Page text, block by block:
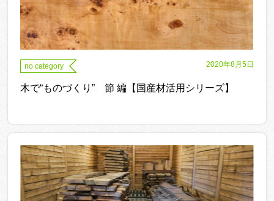
no category 2020年8月5日
木で“ものづくり” 節 編【国産材活用シリーズ】